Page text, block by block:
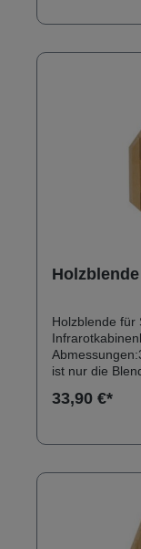
Holzblende für
ist nur die
33,90 €*